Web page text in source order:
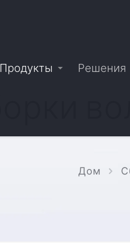
Продукты Решения
Дом